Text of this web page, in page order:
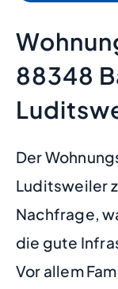
88348
Der
Luditsweiler
Nachfrage,
die gute
Vor allem